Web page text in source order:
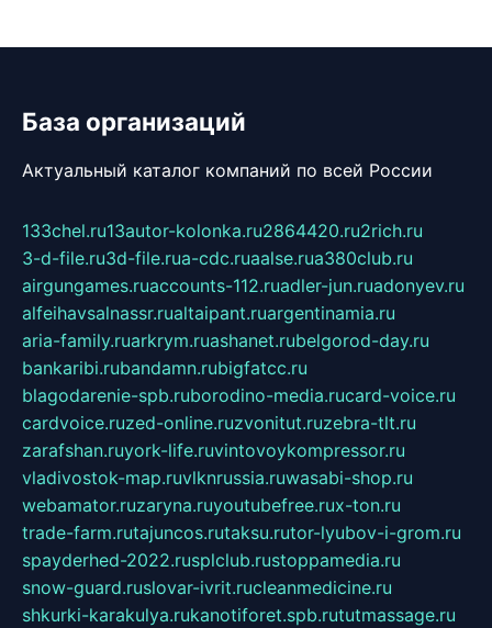
База организаций
Актуальный каталог компаний по всей России
133chel.ru13autor-kolonka.ru2864420.ru2rich.ru
3-d-file.ru3d-file.rua-cdc.ruaalse.rua380club.ru
airgungames.ruaccounts-112.ruadler-jun.ruadonyev.ru
alfeihavsalnassr.rualtaipant.ruargentinamia.ru
aria-family.ruarkrym.ruashanet.rubelgorod-day.ru
bankaribi.rubandamn.rubigfatcc.ru
blagodarenie-spb.ruborodino-media.rucard-voice.ru
cardvoice.ruzed-online.ruzvonitut.ruzebra-tlt.ru
zarafshan.ruyork-life.ruvintovoykompressor.ru
vladivostok-map.ruvlknrussia.ruwasabi-shop.ru
webamator.ruzaryna.ruyoutubefree.rux-ton.ru
trade-farm.rutajuncos.rutaksu.rutor-lyubov-i-grom.ru
spayderhed-2022.rusplclub.rustoppamedia.ru
snow-guard.ruslovar-ivrit.rucleanmedicine.ru
shkurki-karakulya.rukanotiforet.spb.rututmassage.ru